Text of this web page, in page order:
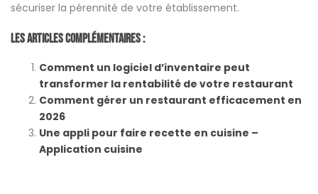
sécuriser la pérennité de votre établissement.
Les Articles Complémentaires :
Comment un logiciel d’inventaire peut
transformer la rentabilité de votre restaurant
Comment gérer un restaurant efficacement en
2026
Une appli pour faire recette en cuisine –
Application cuisine